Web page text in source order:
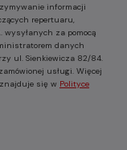
informacji
repertuaru,
wysyłanych za pomocą
danych
ul. Sienkiewicza 82/84.
usługi. Więcej
się w Polityce